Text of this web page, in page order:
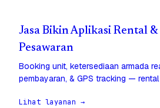
Jasa Bikin Aplikasi Rental
Pesawaran
Booking unit, ketersediaan armada
pembayaran, & GPS tracking —
Lihat layanan →